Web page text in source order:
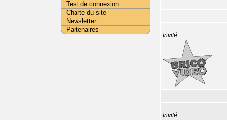
Invité
Invité
Test de connexion
Charte du site
Newsletter
Partenaires